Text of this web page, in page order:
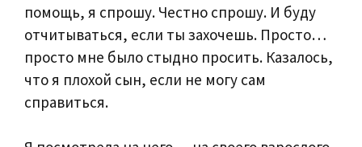
помощь, я спрошу. Честно спрошу. И буду
отчитываться, если ты захочешь. Просто…
просто мне было стыдно просить. Казалось,
что я плохой сын, если не могу сам
справиться.